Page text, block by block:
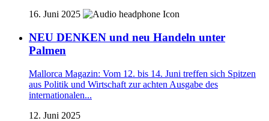
16. Juni 2025
NEU DENKEN und neu Handeln unter
Palmen
Mallorca Magazin: Vom 12. bis 14. Juni treffen sich Spitzen
aus Politik und Wirtschaft zur achten Ausgabe des
internationalen...
12. Juni 2025